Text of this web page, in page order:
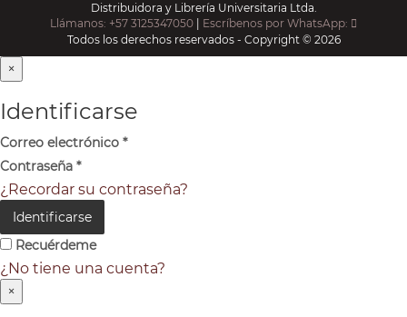
Distribuidora y Librería Universitaria Ltda.
Llámanos: +57 3125347050
Escríbenos por WhatsApp:
Todos los derechos reservados - Copyright © 2026
×
Identificarse
Correo electrónico *
Contraseña *
¿Recordar su contraseña?
Identificarse
Recuérdeme
¿No tiene una cuenta?
×